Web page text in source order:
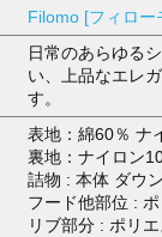
Filomo [フィロー
日常のあらゆる
い、上品なエレ
す。
表地：綿60％ ナ
裏地：ナイロン
詰物 : 本体 ダウ
フード他部位 :
リブ部分 : ポリ